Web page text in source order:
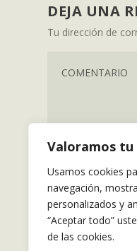
Valoramos tu
Usamos cookies
navegación,
personalizados y
“Aceptar todo”
de las cookies.
DEJA UNA
Tu dirección de